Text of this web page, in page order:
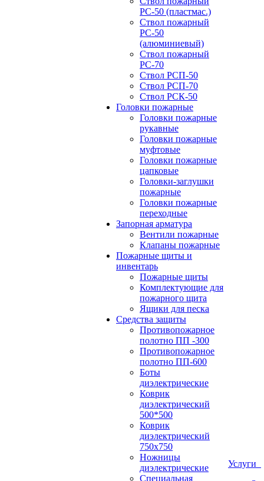
РС-50 (пластмас.)
Ствол пожарный
РС-50
(алюминиевый)
Ствол пожарный
РС-70
Ствол РСП-50
Ствол РСП-70
Ствол РСК-50
Головки пожарные
Головки пожарные
рукавные
Головки пожарные
муфтовые
Головки пожарные
цапковые
Головки-заглушки
пожарные
Головки пожарные
переходные
Запорная арматура
Вентили пожарные
Клапаны пожарные
Пожарные щиты и
инвентарь
Пожарные щиты
Комплектующие для
пожарного щита
Ящики для песка
Средства защиты
Противопожарное
полотно ПП -300
Противопожарное
полотно ПП-600
Боты
диэлектрические
Коврик
диэлектрический
500*500
Коврик
диэлектрический
750х750
Ножницы
диэлектрические
Специальная
Услуги